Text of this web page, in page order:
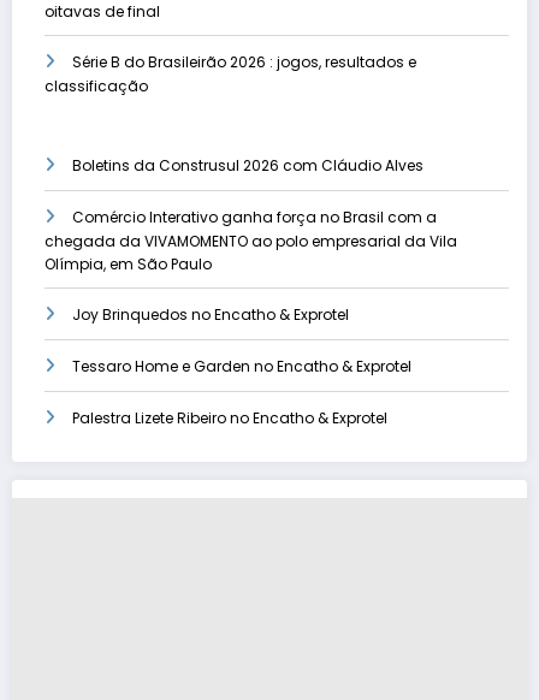
oitavas de final
Série B do Brasileirão 2026 : jogos, resultados e
classificação
Boletins da Construsul 2026 com Cláudio Alves
Comércio Interativo ganha força no Brasil com a
chegada da VIVAMOMENTO ao polo empresarial da Vila
Olímpia, em São Paulo
Joy Brinquedos no Encatho & Exprotel
Tessaro Home e Garden no Encatho & Exprotel
Palestra Lizete Ribeiro no Encatho & Exprotel